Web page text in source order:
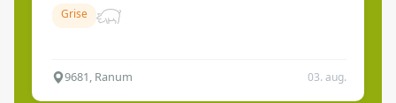
Grise
9681, Ranum 03. aug.